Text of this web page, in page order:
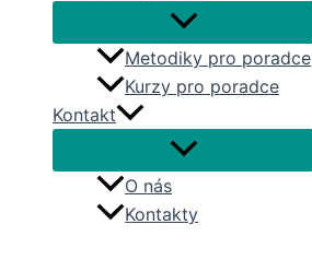
Metodiky pro poradce
Kurzy pro poradce
Kontakt
O nás
Kontakty